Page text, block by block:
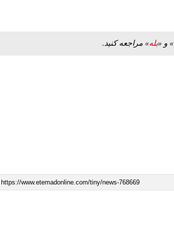
» و «بله» مراجعه کنید.